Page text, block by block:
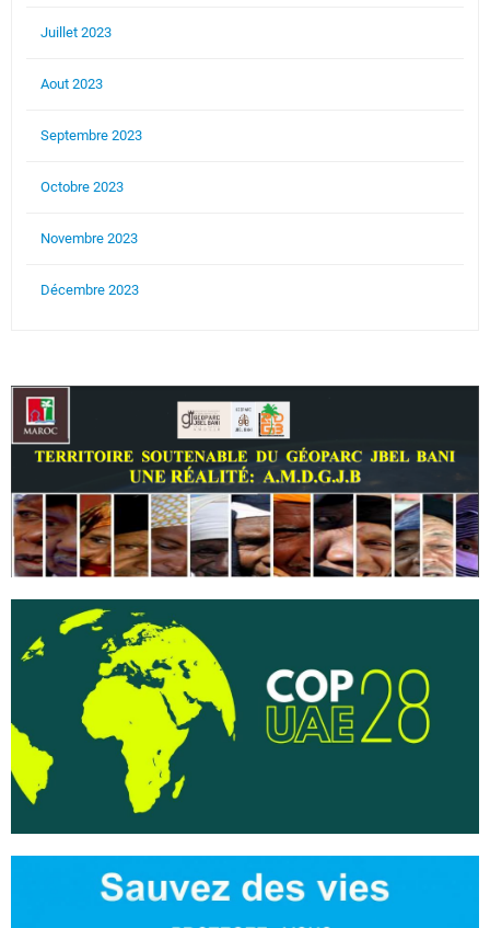
Juillet 2023
Aout 2023
Septembre 2023
Octobre 2023
Novembre 2023
Décembre 2023